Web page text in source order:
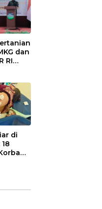
dan
RI
di